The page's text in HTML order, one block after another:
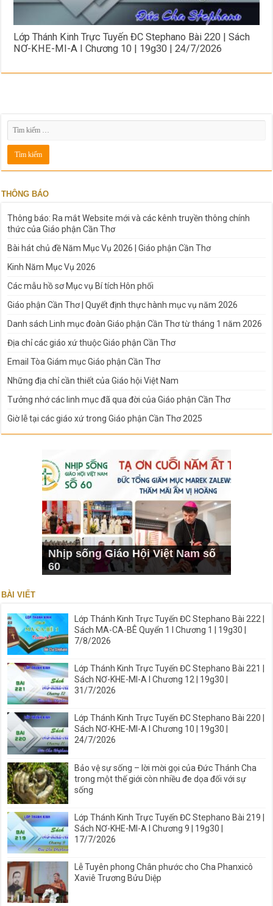
Lớp Thánh Kinh Trực Tuyến ĐC Stephano Bài 220 | Sách
NƠ-KHE-MI-A I Chương 10 | 19g30 | 24/7/2026
THÔNG BÁO
Thông báo: Ra mắt Website mới và các kênh truyền thông chính
thức của Giáo phận Cần Thơ
Bài hát chủ đề Năm Mục Vụ 2026 | Giáo phận Cần Thơ
Kinh Năm Mục Vụ 2026
Các mẫu hồ sơ Mục vụ Bí tích Hôn phối
Giáo phận Cần Thơ | Quyết định thực hành mục vụ năm 2026
Danh sách Linh mục đoàn Giáo phận Cần Thơ từ tháng 1 năm 2026
Địa chỉ các giáo xứ thuộc Giáo phận Cần Thơ
Email Tòa Giám mục Giáo phận Cần Thơ
Những địa chỉ cần thiết của Giáo hội Việt Nam
Tưởng nhớ các linh mục đã qua đời của Giáo phận Cần Thơ
Giờ lễ tại các giáo xứ trong Giáo phận Cần Thơ 2025
Nhịp sống Giáo Hội Việt Nam số
60
BÀI VIẾT
Lớp Thánh Kinh Trực Tuyến ĐC Stephano Bài 222 |
Sách MA-CA-BÊ Quyển 1 I Chương 1 | 19g30 |
7/8/2026
Lớp Thánh Kinh Trực Tuyến ĐC Stephano Bài 221 |
Sách NƠ-KHE-MI-A I Chương 12 | 19g30 |
31/7/2026
Lớp Thánh Kinh Trực Tuyến ĐC Stephano Bài 220 |
Sách NƠ-KHE-MI-A I Chương 10 | 19g30 |
24/7/2026
Bảo vệ sự sống – lời mời gọi của Đức Thánh Cha
trong một thế giới còn nhiều đe dọa đối với sự
sống
Lớp Thánh Kinh Trực Tuyến ĐC Stephano Bài 219 |
Sách NƠ-KHE-MI-A I Chương 9 | 19g30 |
17/7/2026
Lễ Tuyên phong Chân phước cho Cha Phanxicô
Xaviê Trương Bửu Diệp